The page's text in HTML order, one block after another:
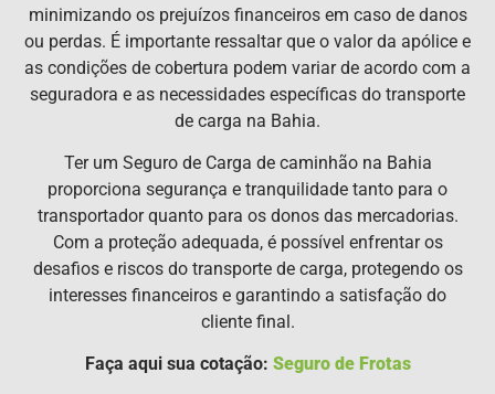
minimizando os prejuízos financeiros em caso de danos
ou perdas. É importante ressaltar que o valor da apólice e
as condições de cobertura podem variar de acordo com a
seguradora e as necessidades específicas do transporte
de carga na Bahia.
Ter um Seguro de Carga de caminhão na Bahia
proporciona segurança e tranquilidade tanto para o
transportador quanto para os donos das mercadorias.
Com a proteção adequada, é possível enfrentar os
desafios e riscos do transporte de carga, protegendo os
interesses financeiros e garantindo a satisfação do
cliente final.
Faça aqui sua cotação: Seguro de Frotas